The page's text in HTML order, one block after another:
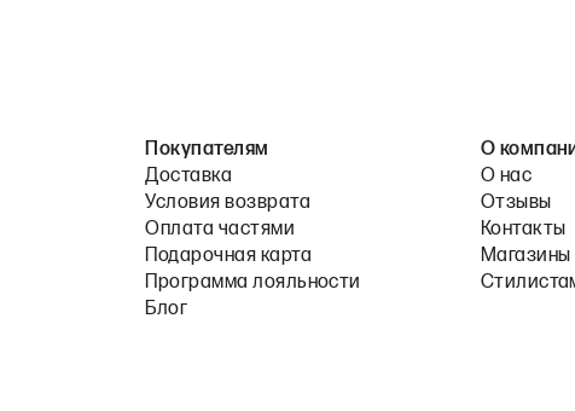
Покупателям
Доставка
Условия возврата
Оплата частями
Подарочная карта
Программа лояльности
Блог
О
О нас
Отзывы
Контакты
Магазины